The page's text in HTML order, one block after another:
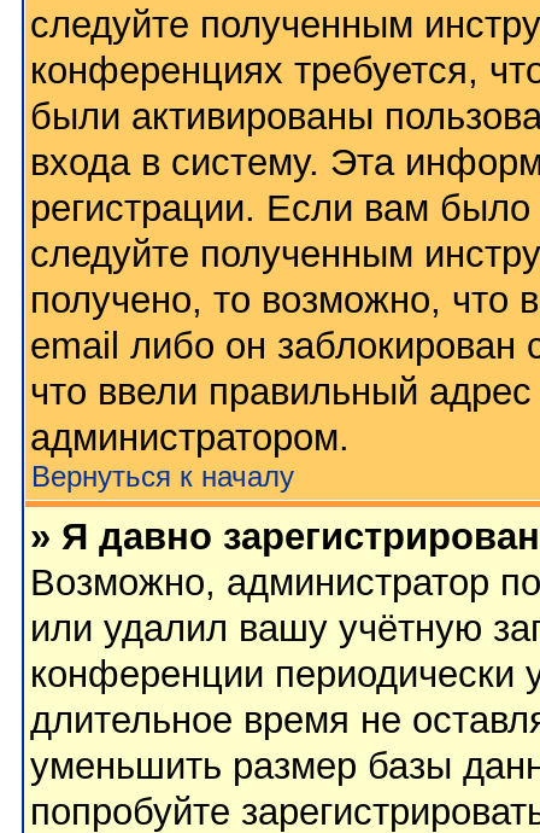
следуйте полученным
конференциях требуется,
были активированы
входа в систему. Эта
регистрации. Если вам
следуйте полученным
получено, то возможно, что
email либо он
что ввели правильный
администратором.
Вернуться к началу
» Я давно
Возможно, администратор
или удалил вашу учётную
конференции периодически
длительное время не
уменьшить размер базы
попробуйте